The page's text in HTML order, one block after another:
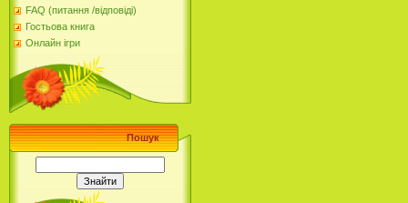
FAQ (питання /відповіді)
Гостьова книга
Онлайн ігри
Пошук